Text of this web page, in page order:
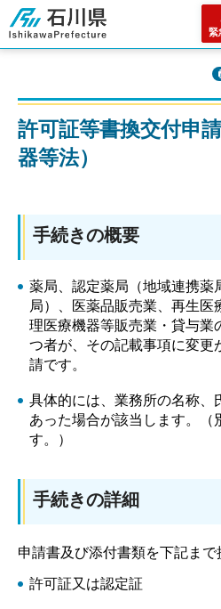
石川県
緊
許可証等書換交付申
器等法）
手続きの概要
薬局、認定薬局（地域連携薬
局）、医薬品販売業、再生医
理医療機器等販売業・貸与業
つ者が、その記載事項に変更
請です。
具体的には、業務所の名称、
あった場合が該当します。（
す。）
手続きの詳細
申請書及び添付書類を下記まで
許可証又は認定証